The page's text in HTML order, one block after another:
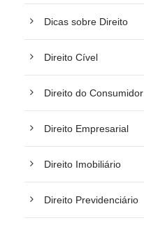
Dicas sobre Direito
Direito Cível
Direito do Consumidor
Direito Empresarial
Direito Imobiliário
Direito Previdenciário